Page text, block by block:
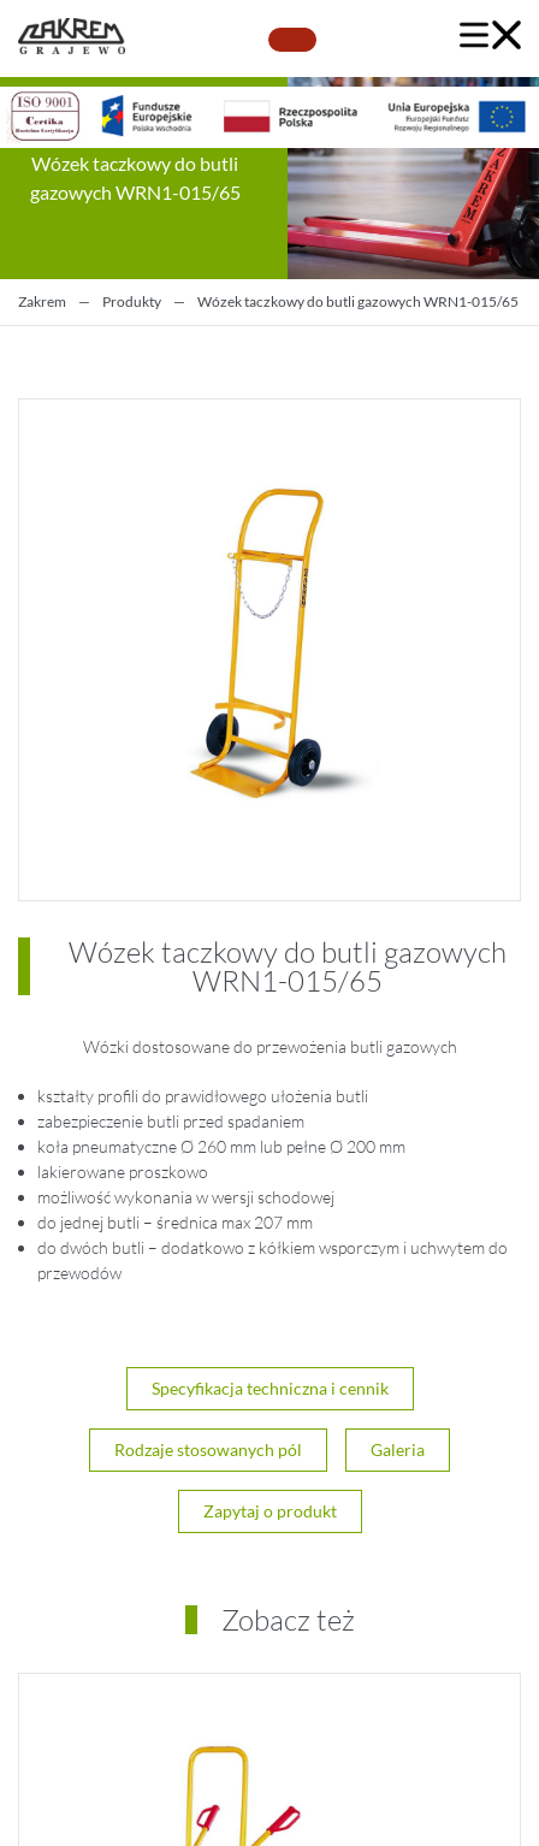
Wózek taczkowy do butli
gazowych WRN1-015/65
Zakrem — Produkty — Wózek taczkowy do butli gazowych WRN1-015/65
Wózek taczkowy do butli gazowych
WRN1-015/65
Wózki dostosowane do przewożenia butli gazowych
kształty profili do prawidłowego ułożenia butli
zabezpieczenie butli przed spadaniem
koła pneumatyczne Ø 260 mm lub pełne Ø 200 mm
lakierowane proszkowo
możliwość wykonania w wersji schodowej
do jednej butli – średnica max 207 mm
do dwóch butli – dodatkowo z kółkiem wsporczym i uchwytem do
przewodów
Specyfikacja techniczna i cennik
Rodzaje stosowanych pól Galeria
Zapytaj o produkt
Zobacz też